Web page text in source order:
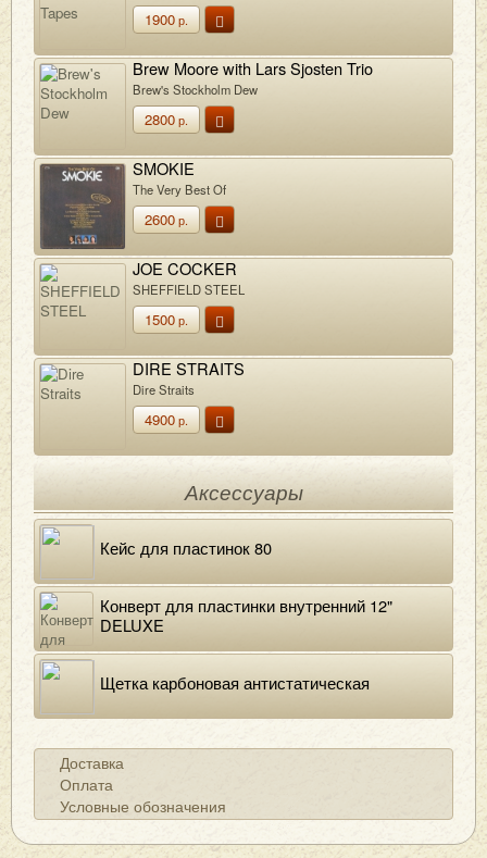
1900р.
Brew Moore with Lars Sjosten Trio
Brew's Stockholm Dew
2800р.
SMOKIE
The Very Best Of
2600р.
JOE COCKER
SHEFFIELD STEEL
1500р.
DIRE STRAITS
Dire Straits
4900р.
Аксессуары
Кейс для пластинок 80
Конверт для пластинки внутренний 12"
DELUXE
Щетка карбоновая антистатическая
Доставка
Оплата
Условные обозначения